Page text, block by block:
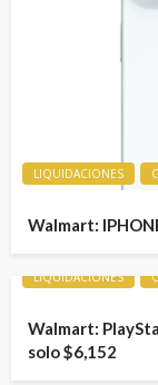
LIQUIDACIONES
Walmart:
LIQUIDACIONES
Walmart:
solo $6,152